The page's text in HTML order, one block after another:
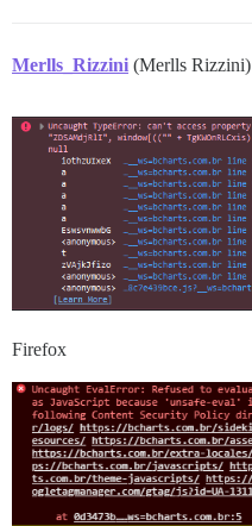
Merlls_Rizzini (Merlls Rizzini)
Firefox